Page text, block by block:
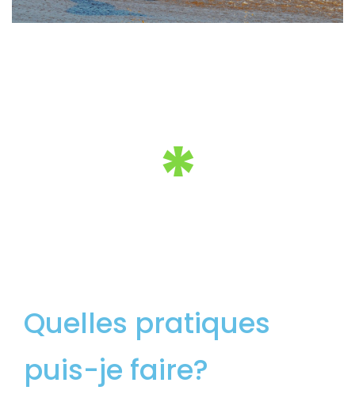
*
Quelles pratiques
puis-je faire?